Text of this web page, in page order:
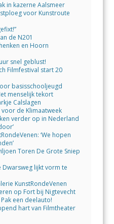
in kazerne Aalsmeer
voor Kunstroute
de N201
en Hoorn
snel geblust!
Filmfestival start 20
basisschooljeugd
menselijk tekort
Calslagen
de Klimaatweek
verder op in Nederland
‘We hopen
Toren De Grote Sniep
lijkt vorm te
KunstRondeVenen
op Fort bij Nigtevecht
een deelauto!
hart van Filmtheater